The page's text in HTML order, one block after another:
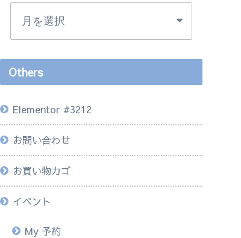
Others
Elementor #3212
お問い合わせ
お買い物カゴ
イベント
My 予約